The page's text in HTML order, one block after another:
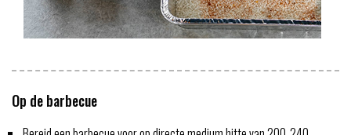
Op de barbecue